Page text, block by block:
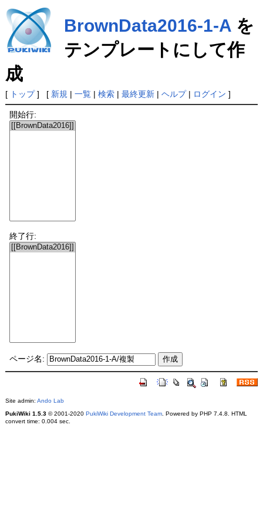
BrownData2016-1-Aを
テンプレートにして作
成
[ トップ] [ 新規 | 一覧| 検索| 最終更新| ヘルプ| ログイン ]
開始行:
終了行:
ページ名:
Site admin: Ando Lab
PukiWiki 1.5.3© 2001-2020 PukiWiki Development Team. Powered by PHP 7.4.8. HTML
convert time: 0.004 sec.